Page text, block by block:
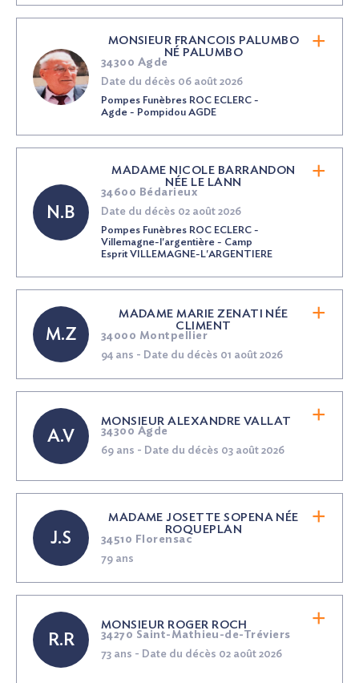
MONSIEUR FRANCOIS PALUMBO
NÉ PALUMBO
34300 Agde
Date du décès 06 août 2026
Pompes Funèbres ROC ECLERC -
Agde - Pompidou AGDE
N.B
MADAME NICOLE BARRANDON
NÉE LE LANN
34600 Bédarieux
Date du décès 02 août 2026
Pompes Funèbres ROC ECLERC -
Villemagne-l'argentière - Camp
Esprit VILLEMAGNE-L'ARGENTIERE
M.Z
MADAME MARIE ZENATI NÉE
CLIMENT
34000 Montpellier
94 ans - Date du décès 01 août 2026
A.V
MONSIEUR ALEXANDRE VALLAT
34300 Agde
69 ans - Date du décès 03 août 2026
J.S
MADAME JOSETTE SOPENA NÉE
ROQUEPLAN
34510 Florensac
79 ans
R.R
MONSIEUR ROGER ROCH
34270 Saint-Mathieu-de-Tréviers
73 ans - Date du décès 02 août 2026